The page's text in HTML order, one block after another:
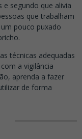
segundo que alivia
que trabalham
pouco puxado
técnicas adequadas
a vigilância
aprenda a fazer
de forma